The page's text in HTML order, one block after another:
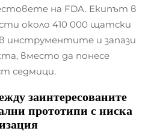
на FDA. Екипът в
около 410 000 щатски
инструментите и запази
вместо да понесе
седмици.
заинтересованите
прототипи с ниска